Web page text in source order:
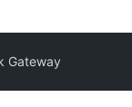
Gateway